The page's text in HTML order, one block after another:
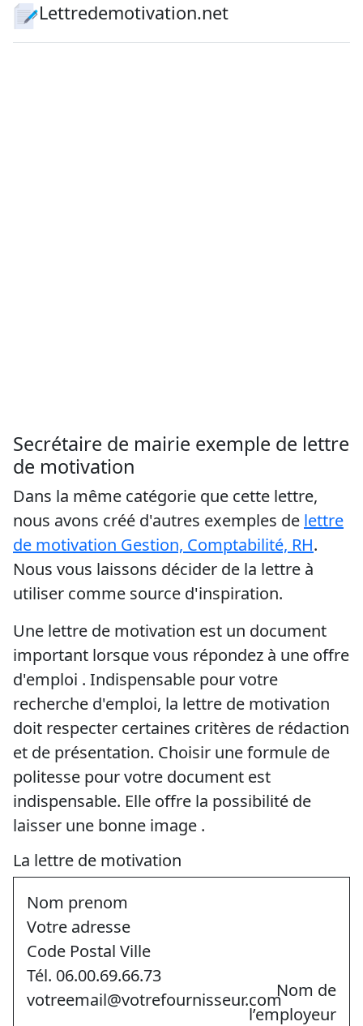
Lettredemotivation.net
Secrétaire de mairie exemple de lettre
de motivation
Dans la même catégorie que cette lettre,
nous avons créé d'autres exemples de lettre
de motivation Gestion, Comptabilité, RH.
Nous vous laissons décider de la lettre à
utiliser comme source d'inspiration.
Une lettre de motivation est un document
important lorsque vous répondez à une offre
d'emploi . Indispensable pour votre
recherche d'emploi, la lettre de motivation
doit respecter certaines critères de rédaction
et de présentation. Choisir une formule de
politesse pour votre document est
indispensable. Elle offre la possibilité de
laisser une bonne image .
La lettre de motivation
Nom prenom
Votre adresse
Code Postal Ville
Tél. 06.00.69.66.73
votreemail@votrefournisseur.comNom de
l’employeur